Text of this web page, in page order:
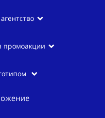
промоакции